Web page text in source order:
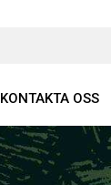
KONTAKTA OSS